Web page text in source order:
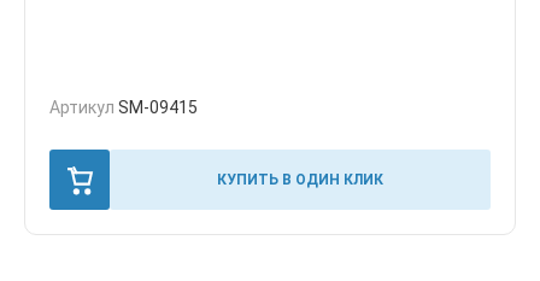
Артикул SM-09415
КУПИТЬ В ОДИН КЛИК